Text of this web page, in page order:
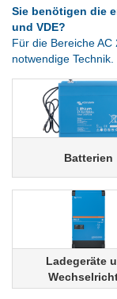
Sie benötigen die
und VDE?
Für die Bereiche
notwendige Technik.
Batterien
Ladegeräte